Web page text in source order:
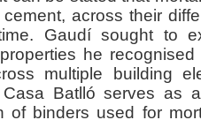
cement, across their
Gaudí sought to
he
multiple building
Casa Batlló serves as
of binders used for